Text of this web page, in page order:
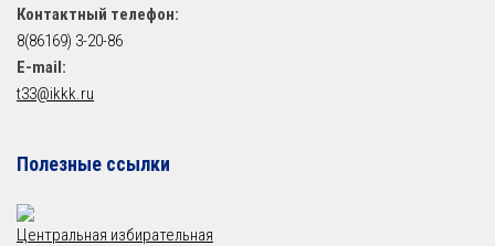
Контактный телефон:
8(86169) 3-20-86
E-mail:
t33@ikkk.ru
Полезные ссылки
Центральная избирательная